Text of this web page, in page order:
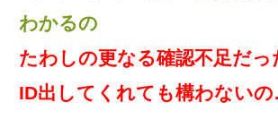
わかるの
たわしの更なる確認不足だ
ID出してくれても構わない